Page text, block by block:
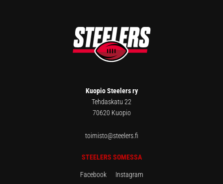
Kuopio Steelers ry
Tehdaskatu 22
70620 Kuopio
toimisto@steelers.fi
STEELERS SOMESSA
Facebook Instagram